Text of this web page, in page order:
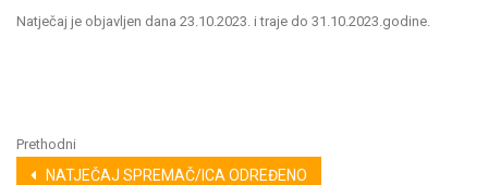
Natječaj je objavljen dana 23.10.2023. i traje do 31.10.2023.godine.
Prethodni
NATJEČAJ SPREMAČ/ICA ODREĐENO